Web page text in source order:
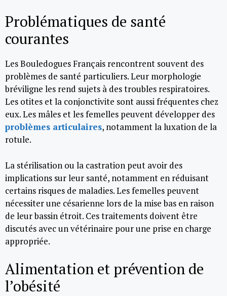
Problématiques de santé
courantes
Les Bouledogues Français rencontrent souvent des
problèmes de santé particuliers. Leur morphologie
bréviligne les rend sujets à des troubles respiratoires.
Les otites et la conjonctivite sont aussi fréquentes chez
eux. Les mâles et les femelles peuvent développer des
problèmes articulaires, notamment la luxation de la
rotule.
La stérilisation ou la castration peut avoir des
implications sur leur santé, notamment en réduisant
certains risques de maladies. Les femelles peuvent
nécessiter une césarienne lors de la mise bas en raison
de leur bassin étroit. Ces traitements doivent être
discutés avec un vétérinaire pour une prise en charge
appropriée.
Alimentation et prévention de
l’obésité